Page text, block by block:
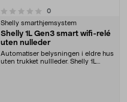
0anmeldelser
Shelly smarthjemsystem
Shelly 1L Gen3 smart wifi-relé
uten nulleder
Automatiser belysningen i eldre hus
uten trukket nullleder. Shelly 1L